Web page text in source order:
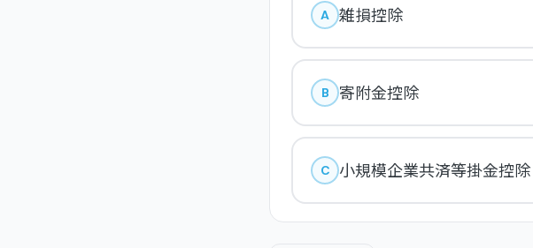
A 雑損控除
B 寄附金控除
C 小規模企業共済等掛金控除